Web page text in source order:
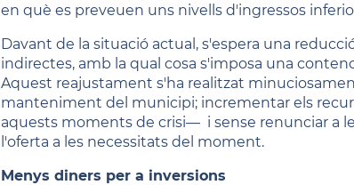
en què es preveuen uns nivells d'ingressos
Davant de la situació actual, s'espera una
indirectes, amb la qual cosa s'imposa una
Aquest reajustament s'ha realitzat
manteniment del municipi; incrementar els
aquests moments de crisi— i sense renunciar a
l'oferta a les necessitats del moment.
Menys diners per a inversions